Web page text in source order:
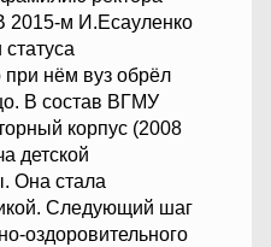
2015-м И.Есауленко
нём вуз обрёл
В состав ВГМУ
корпус (2008
детской
Она стала
Следующий шаг
оздоровительного